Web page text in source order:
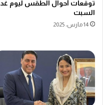
توقعات أحوال الطقس ليوم غد
السبت
14 مارس، 2025